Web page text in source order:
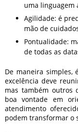
uma linguagem
Agilidade: é
mão de
Pontualidade:
de todas as
De maneira simples,
excelência deve
mas também outros
boa vontade em
atendimento
podem transformar o